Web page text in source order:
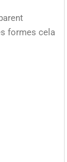
formes cela